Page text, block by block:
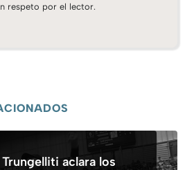
respeto por el lector.
aclara los